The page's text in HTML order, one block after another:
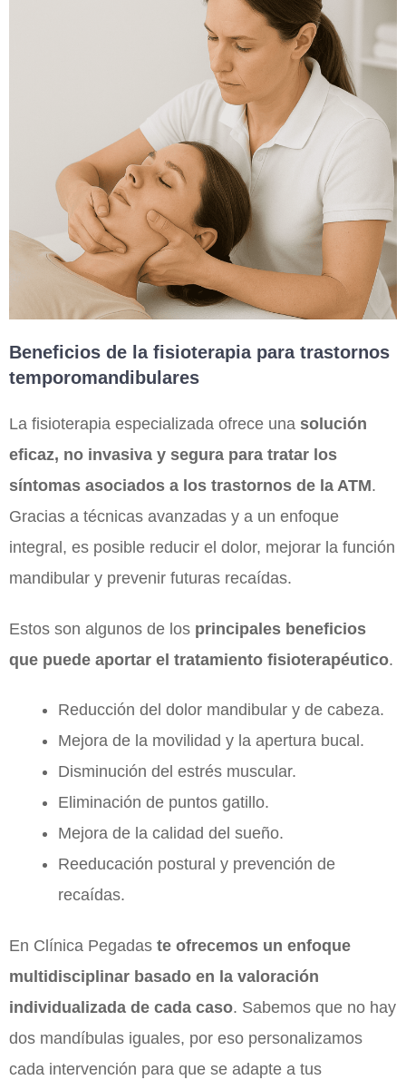
Beneficios de la fisioterapia para trastornos
temporomandibulares
La fisioterapia especializada ofrece una solución
eficaz, no invasiva y segura para tratar los
síntomas asociados a los trastornos de la ATM.
Gracias a técnicas avanzadas y a un enfoque
integral, es posible reducir el dolor, mejorar la función
mandibular y prevenir futuras recaídas.
Estos son algunos de los principales beneficios
que puede aportar el tratamiento fisioterapéutico.
Reducción del dolor mandibular y de cabeza.
Mejora de la movilidad y la apertura bucal.
Disminución del estrés muscular.
Eliminación de puntos gatillo.
Mejora de la calidad del sueño.
Reeducación postural y prevención de
recaídas.
En Clínica Pegadas te ofrecemos un enfoque
multidisciplinar basado en la valoración
individualizada de cada caso. Sabemos que no hay
dos mandíbulas iguales, por eso personalizamos
cada intervención para que se adapte a tus